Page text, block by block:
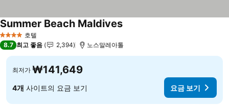
4 성급 호텔
Summer Beach Maldives요금 보기
8.7 최고 좋음 2,394 노스말레아톨
최저가 ₩141,649
4개 사이트의 요금 보기 요금 보기